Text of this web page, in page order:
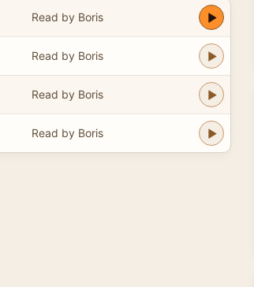
Read by Boris
Read by Boris
Read by Boris
Read by Boris